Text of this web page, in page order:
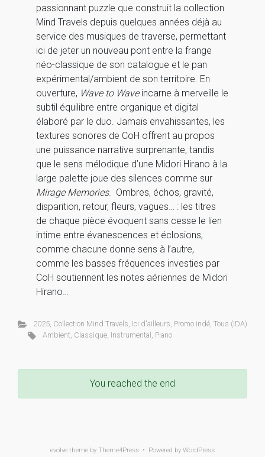
passionnant puzzle que construit la collection
Mind Travels depuis quelques années déjà au
service des musiques de traverse, permettant
ici de jeter un nouveau pont entre la frange
néo-classique de son catalogue et le pan
expérimental/ambient de son territoire. En
ouverture, Wave to Waveincarne à merveille le
subtil équilibre entre organique et digital
élaboré par le duo. Jamais envahissantes, les
textures sonores de CoH offrent au propos
une puissance narrative surprenante, tandis
que le sens mélodique d’une Midori Hirano à la
large palette joue des silences comme sur
Mirage Memories. Ombres, échos, gravité,
disparition, retour, fleurs, vagues… : les titres
de chaque pièce évoquent sans cesse le lien
intime entre évanescences et éclosions,
comme chacune donne sens à l’autre,
comme les basses fréquences investies par
CoH soutiennent les notes aériennes de Midori
Hirano…
2025, Collection Mind Travels, Ici d'ailleurs, Promo indé, Tous (IDA)
Ambient, Classique, Instrumental , Piano
You reached the end
evolve theme by Theme4Press • Powered by WordPress